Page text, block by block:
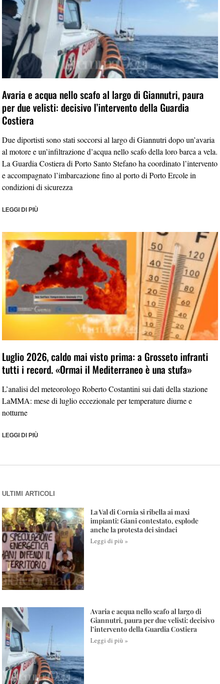
Avaria e acqua nello scafo al largo di Giannutri, paura
per due velisti: decisivo l’intervento della Guardia
Costiera
Due diportisti sono stati soccorsi al largo di Giannutri dopo un’avaria
al motore e un’infiltrazione d’acqua nello scafo della loro barca a vela.
La Guardia Costiera di Porto Santo Stefano ha coordinato l’intervento
e accompagnato l’imbarcazione fino al porto di Porto Ercole in
condizioni di sicurezza
LEGGI DI PIÙ
Luglio 2026, caldo mai visto prima: a Grosseto infranti
tutti i record. «Ormai il Mediterraneo è una stufa»
L’analisi del meteorologo Roberto Costantini sui dati della stazione
LaMMA: mese di luglio eccezionale per temperature diurne e
notturne
LEGGI DI PIÙ
ULTIMI ARTICOLI
La Val di Cornia si ribella ai maxi
impianti: Giani contestato, esplode
anche la protesta dei sindaci
Leggi di più »
Avaria e acqua nello scafo al largo di
Giannutri, paura per due velisti: decisivo
l’intervento della Guardia Costiera
Leggi di più »